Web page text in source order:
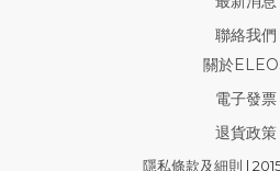
聯絡我們
關於
電子發票
退貨政策
隱私條款及細則 |